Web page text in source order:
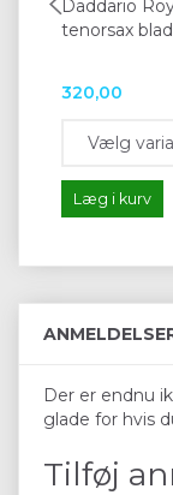
Daddario
tenorsax
320,00
Læg i kurv
Der er endnu
glade for hvis
Tilføj